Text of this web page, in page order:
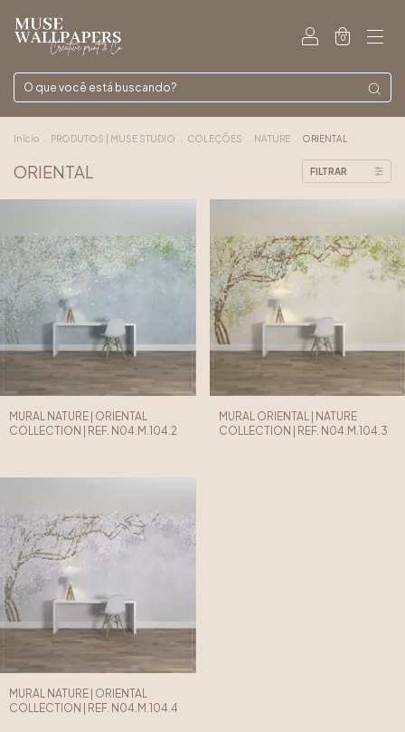
0
Início PRODUTOS | MUSE STUDIO COLEÇÕES NATURE ORIENTAL
ORIENTAL FILTRAR
MURAL NATURE | ORIENTAL
COLLECTION | REF. N04.M.104.2
MURAL ORIENTAL | NATURE
COLLECTION | REF. N04.M.104.3
MURAL NATURE | ORIENTAL
COLLECTION | REF. N04.M.104.4